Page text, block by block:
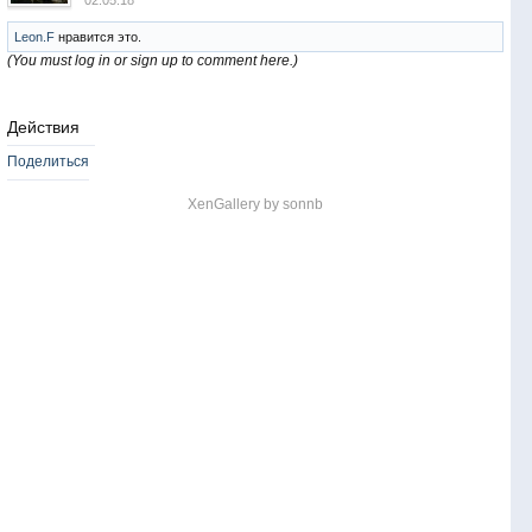
Leon.F нравится это.
(You must log in or sign up to comment here.)
Действия
Поделиться
XenGallery bysonnb